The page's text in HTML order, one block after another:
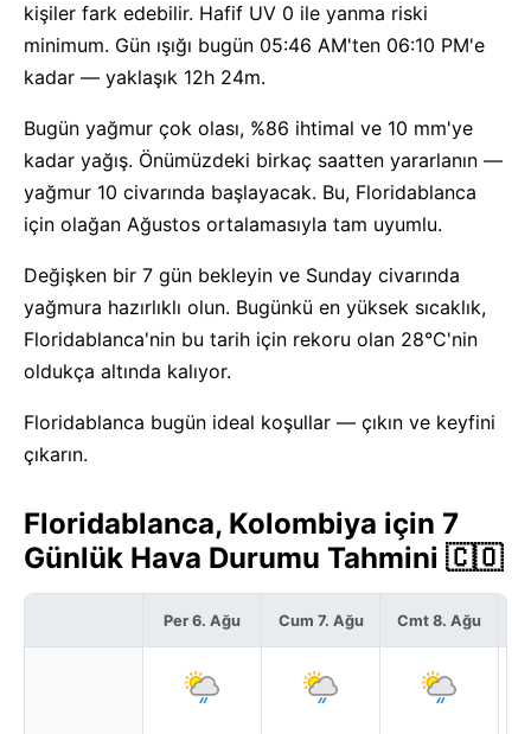
kişiler fark edebilir. Hafif UV 0 ile yanma riski
minimum. Gün ışığı bugün 05:46 AM'ten 06:10 PM'e
kadar — yaklaşık 12h 24m.
Bugün yağmur çok olası, %86 ihtimal ve 10 mm'ye
kadar yağış. Önümüzdeki birkaç saatten yararlanın —
yağmur 10 civarında başlayacak. Bu, Floridablanca
için olağan Ağustos ortalamasıyla tam uyumlu.
Değişken bir 7 gün bekleyin ve Sunday civarında
yağmura hazırlıklı olun. Bugünkü en yüksek sıcaklık,
Floridablanca'nin bu tarih için rekoru olan 28°C'nin
oldukça altında kalıyor.
Floridablanca bugün ideal koşullar — çıkın ve keyfini
çıkarın.
Floridablanca, Kolombiya için 7
Günlük Hava Durumu Tahmini 🇨🇴
Per 6. Ağu Cum 7. Ağu Cmt 8. Ağu